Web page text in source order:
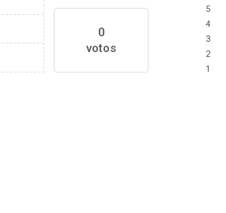
0
votos
5
4
3
2
1